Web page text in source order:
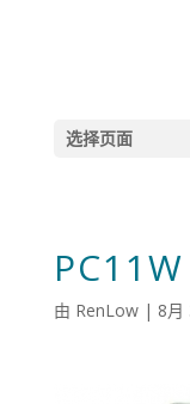
选择页面
由 RenLow| 8月